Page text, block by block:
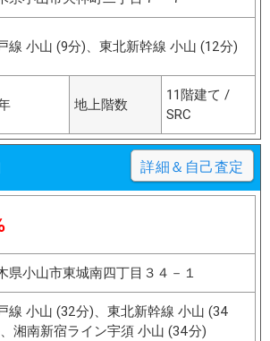
線 小山 (9分)、東北新幹線 小山 (12分)
地上階数
11階建て /
SRC
詳細＆自己査定
県小山市東城南四丁目３４－１
線 小山 (32分)、東北新幹線 小山 (34
湘南新宿ライン宇須 小山 (34分)